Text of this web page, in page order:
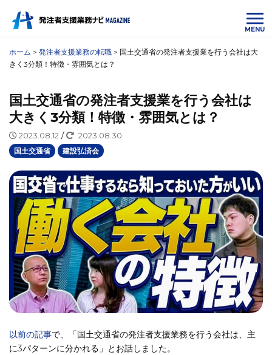
MENU
ホーム > 発注者支援業務の転職 > 国土交通省の発注者支援業を行う会社は大
きく3分類！特徴・雰囲気とは？
国土交通省の発注者支援業を行う会社は
大きく3分類！特徴・雰囲気とは？
2023.08.12 / 2023.08.30
国土交通省 建設弘済会
以前の記事で、「国土交通省の発注者支援業務を行う会社は、主
に3パターンに分かれる」とお話しました。